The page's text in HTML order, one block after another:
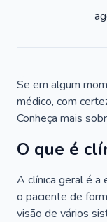
Se em algum
médico, com
Conheça mais
O que é
A clínica geral é a
o paciente de
visão de vários